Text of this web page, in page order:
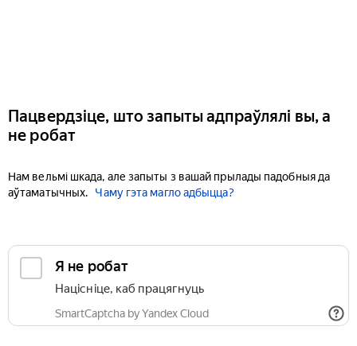
Пацвердзіце, што запыты адпраўлялі вы, а
не робат
Нам вельмі шкада, але запыты з вашай прылады падобныя да
аўтаматычных.
Чаму гэта магло адбыцца?
Я не робат
Націсніце, каб працягнуць
SmartCaptcha by Yandex Cloud